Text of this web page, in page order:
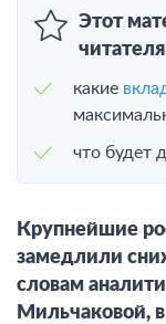
Этот
какие
что будет
Крупнейшие
замедлили
словам
Мильчаковой,